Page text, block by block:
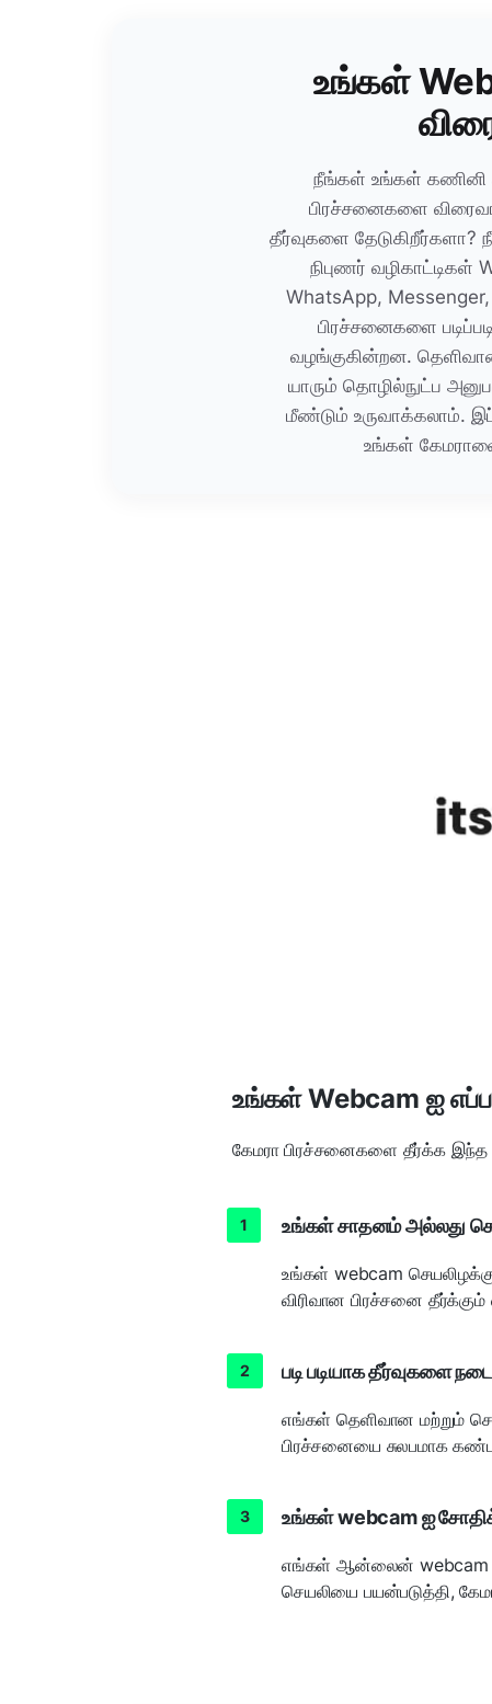
உங்கள்
நீங்கள் உங்கள் கணினி
பிரச்சனைகளை
தீர்வுகளை
நிபுணர் வழிகாட்டிகள்
WhatsApp,
பிரச்சனைகளை
வழங்குகின்றன.
யாரும் தொழில்நுட்ப
மீண்டும் உருவாக்கலாம்.
உங்கள்
உங்கள் Webcam ஐ
கேமரா பிரச்சனைகளை தீர்க்க இந்த
உங்கள் சாதனம் அல்லது
உங்கள் webcam
விரிவான பிரச்சனை தீர்க்கும்
படி படியாக தீர்வுகளை
எங்கள் தெளிவான மற்றும்
பிரச்சனையை சுலபமாக
உங்கள் webcam ஐ
எங்கள் ஆன்லைன் webcam
செயலியை பயன்படுத்தி,